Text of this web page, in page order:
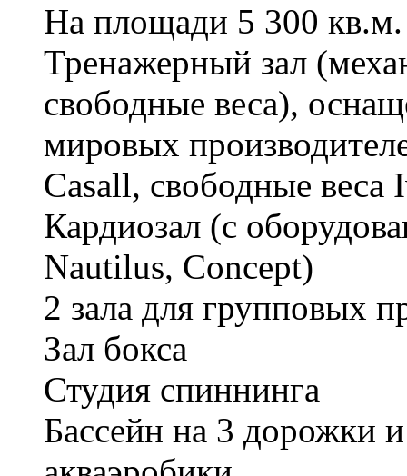
На площади 5 300
Тренажерный зал
свободные веса),
мировых
Сasall, свободные веса
Кардиозал (с
Nautilus, Concept)
2 зала для групповых
Зал бокса
Студия спиннинга
Бассейн на 3 дорожки